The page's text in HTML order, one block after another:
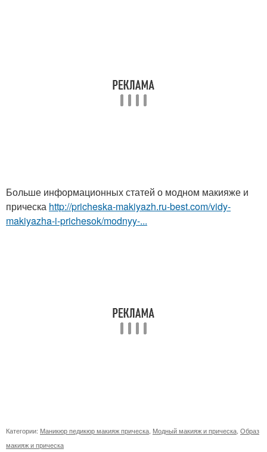
Больше информационных статей о модном макияже и
прическа http://pricheska-makiyazh.ru-best.com/vidy-
makiyazha-i-prichesok/modnyy-...
Категории: Маникюр педикюр макияж прическа Модный макияж и прическа Образ
макияж и прическа